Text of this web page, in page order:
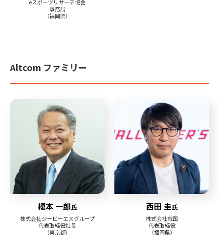
eスポーツリサーチ協会
事務局
（福岡県）
Altcom ファミリー
榎本 一郎氏
株式会社ジービーエスグループ
代表取締役社長
（東京都）
西田 圭氏
株式会社戦国
代表取締役
（福岡県）